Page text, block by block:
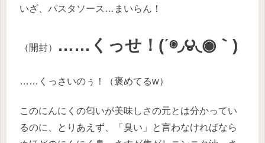
いざ、パスタソース…まいらん！
（開封） ……くっせ！(΄◉◞౪◟◉｀)
……くっさいのぅ！（褒めてるw）
このにんにくの匂いが美味しさの元とは分かってい
るのに、とりあえず、「臭い」と言わなければなら